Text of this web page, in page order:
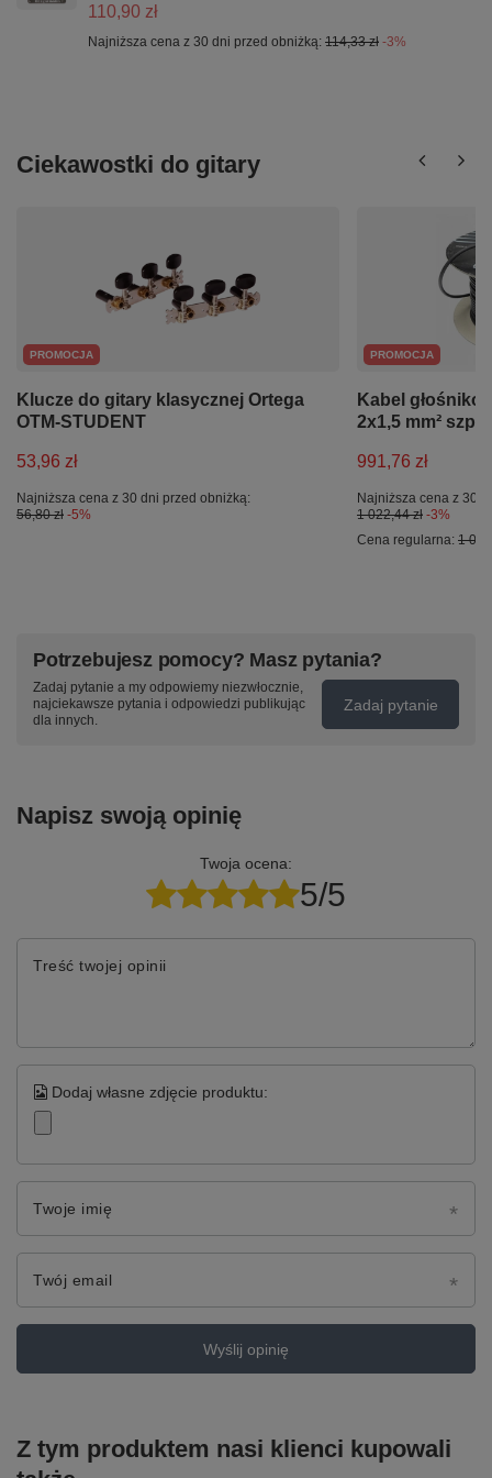
110,90 zł
Najniższa cena z 30 dni przed obniżką: 114,33 zł -3%
Ciekawostki do gitary
PROMOCJA
Klucze do gitary klasycznej Ortega
OTM-STUDENT
53,96 zł
Najniższa cena z 30 dni przed obniżką:
56,80 zł -5%
PROMOCJA
Kabel
2x1,5 mm²
991,76 zł
Najniższa cena z 30
1 022,44 zł -3%
Cena regularna: 1
Potrzebujesz pomocy? Masz pytania?
Zadaj pytanie a my odpowiemy niezwłocznie,
najciekawsze pytania i odpowiedzi publikując
dla innych.
Zadaj pytanie
Napisz swoją opinię
Twoja ocena:
5/5
Treść twojej opinii
Dodaj własne zdjęcie produktu:
Twoje imię
Twój email
Wyślij opinię
Z tym produktem nasi klienci kupowali